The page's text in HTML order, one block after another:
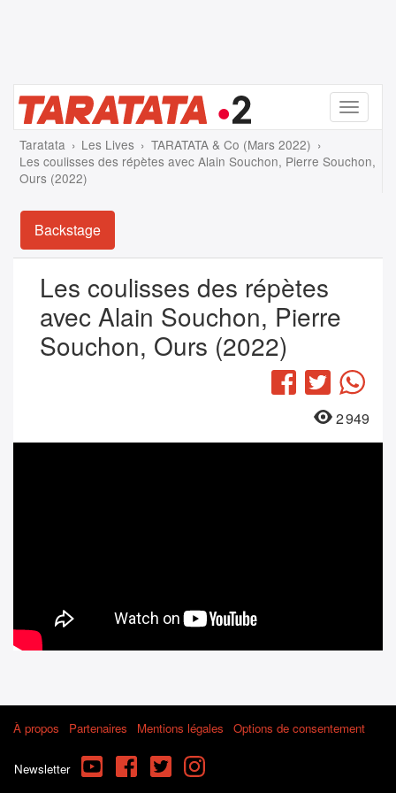
Menu
Taratata Les Lives
TARATATA & Co (Mars 2022)
Les coulisses des répètes avec Alain Souchon, Pierre Souchon,
Ours (2022)
Backstage
Les coulisses des répètes
avec Alain Souchon, Pierre
Souchon, Ours (2022)
Facebook
Twitter
2 949
À propos Partenaires Mentions légales Options de consentement
Newsletter YouTube FacebookTwitterInstagram